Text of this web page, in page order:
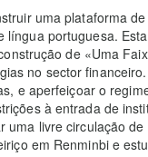
uma plataforma
portuguesa.
de «Uma
no sector
e aperfeiçoar o
à entrada de
livre circulação
em Renminbi e